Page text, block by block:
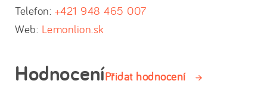
Telefon: +421 948 465 007
Web: Lemonlion.sk
HodnoceníPřidat hodnocení